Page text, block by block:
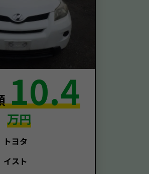
10.4
万円
トヨタ
イスト